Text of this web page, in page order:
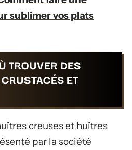
sublimer vos plats
TROUVER DES
ET
creuses et huîtres
par la société